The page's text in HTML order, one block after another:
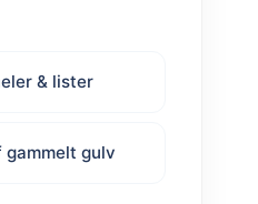
& lister
gammelt gulv